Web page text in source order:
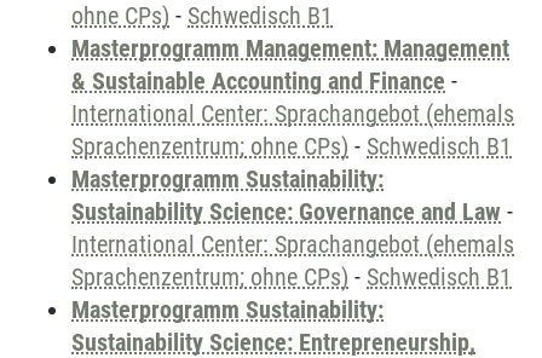
ohne CPs) - Schwedisch B1
Masterprogramm Management: Management
& Sustainable Accounting and Finance -
International Center: Sprachangebot (ehemals
Sprachenzentrum; ohne CPs) - Schwedisch B1
Masterprogramm Sustainability:
Sustainability Science: Governance and Law -
International Center: Sprachangebot (ehemals
Sprachenzentrum; ohne CPs) - Schwedisch B1
Masterprogramm Sustainability:
Sustainability Science: Entrepreneurship,